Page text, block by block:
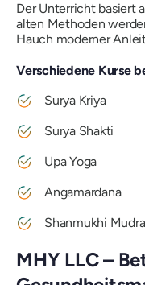
Der Unterricht basiert
alten Methoden
Hauch moderner
Verschiedene Kurse
Surya Kriya
Surya Shakti
Upa Yoga
Angamardana
Shanmukhi Mudra
MHY LLC –